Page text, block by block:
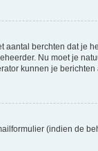
berchten dat je
Nu moet je
kunnen je berichten
(indien de